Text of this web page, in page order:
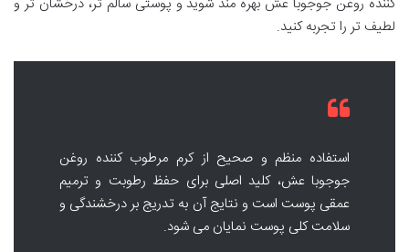
لطیف تر را تجربه کنید.
استفاده منظم و صحیح از کرم مرطوب کننده روغن
جوجوبا عش، کلید اصلی برای حفظ رطوبت و ترمیم
عمقی پوست است و نتایج آن به تدریج بر درخشندگی و
سلامت کلی پوست نمایان می شود.